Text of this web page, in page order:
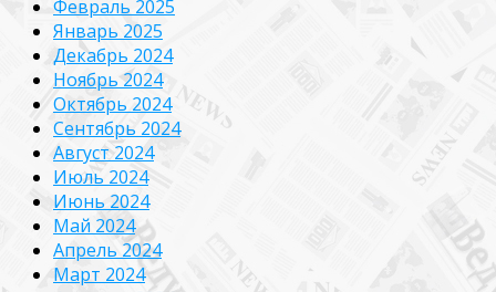
Февраль 2025
Январь 2025
Декабрь 2024
Ноябрь 2024
Октябрь 2024
Сентябрь 2024
Август 2024
Июль 2024
Июнь 2024
Май 2024
Апрель 2024
Март 2024